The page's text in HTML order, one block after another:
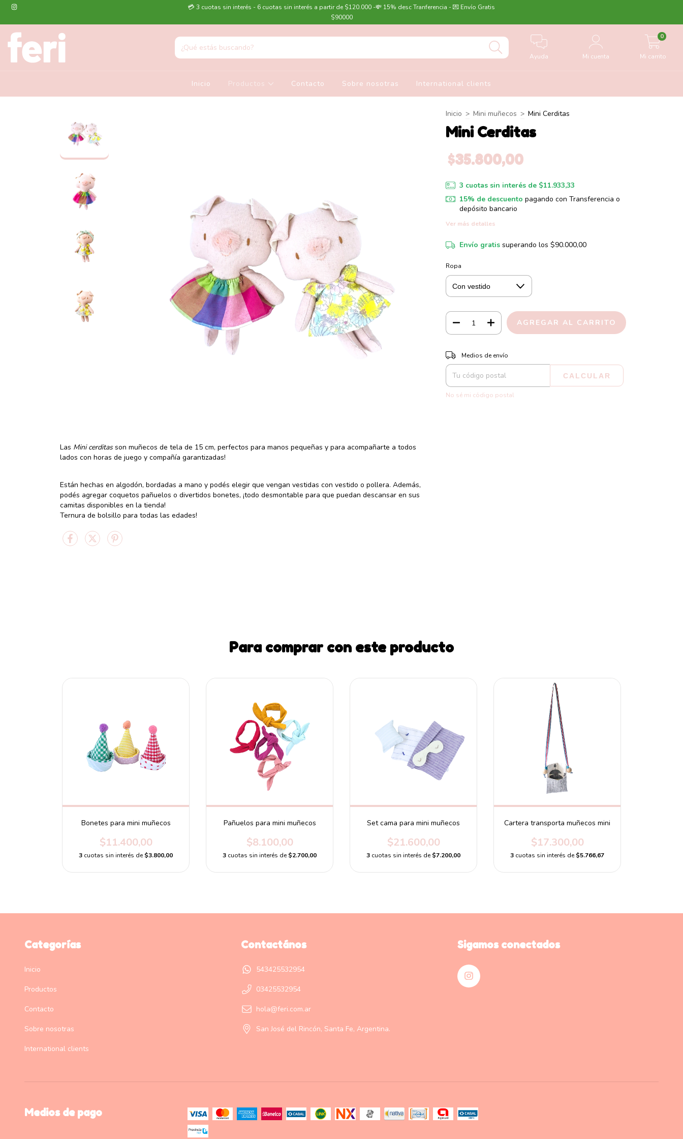
💳 3 cuotas sin interés - 6 cuotas sin interés a partir de $120.000 -💸 15% desc Tranferencia - 💌 Envío Gratis
$90000
Ayuda Mi cuenta Mi carrito
0
Inicio Productos Contacto Sobre nosotras International clients
Las Mini cerditasson muñecos de tela de 15 cm, perfectos para manos pequeñas y para acompañarte a todos
lados con horas de juego y compañía garantizadas!
Están hechas en algodón, bordadas a mano y podés elegir que vengan vestidas con vestido o pollera. Además,
podés agregar coquetos pañuelos o divertidos bonetes, ¡todo desmontable para que puedan descansar en sus
camitas disponibles en la tienda!
Ternura de bolsillo para todas las edades!
Inicio > Mini muñecos > Mini Cerditas
Mini Cerditas
$35.800,00
3 cuotas sin interés de $11.933,33
15% de descuento pagando con Transferencia o
depósito bancario
Ver más detalles
Envío gratis superando los $90.000,00
Ropa
Entregas para el CP:
Medios de envío
CALCULAR
No sé mi código postal
Para comprar con este producto
Bonetes para mini muñecos
$11.400,00
3 cuotas sin interés de$3.800,00
Pañuelos para mini muñecos
$8.100,00
3 cuotas sin interés de$2.700,00
Set cama para mini muñecos
$21.600,00
3 cuotas sin interés de$7.200,00
Cartera transporta muñecos mini
$17.300,00
3 cuotas sin interés de$5.766,67
Categorías
Inicio
Productos
Contacto
Sobre nosotras
International clients
Contactános
543425532954
03425532954
hola@feri.com.ar
San José del Rincón, Santa Fe, Argentina.
Sigamos conectados
Medios de pago